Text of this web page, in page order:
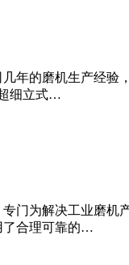
年的磨机生产经
细立式…
门为解决工业磨
了合理可靠的…